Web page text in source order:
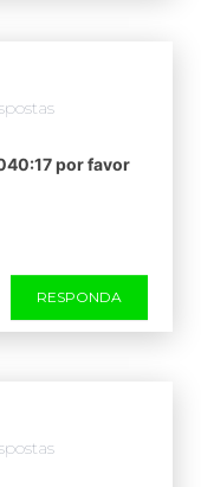
por favor
RESPONDA